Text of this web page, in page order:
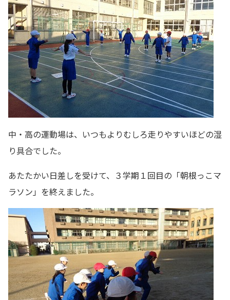
中・高の運動場は、いつもよりむしろ走りやすいほどの湿
り具合でした。
あたたかい日差しを受けて、３学期１回目の「朝根っこマ
ラソン」を終えました。